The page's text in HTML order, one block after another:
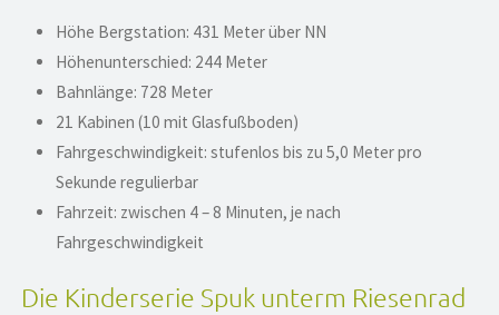
Höhe Bergstation: 431 Meter über NN
Höhenunterschied: 244 Meter
Bahnlänge: 728 Meter
21 Kabinen (10 mit Glasfußboden)
Fahrgeschwindigkeit: stufenlos bis zu 5,0 Meter pro
Sekunde regulierbar
Fahrzeit: zwischen 4 – 8 Minuten, je nach
Fahrgeschwindigkeit
Die Kinderserie Spuk unterm Riesenrad